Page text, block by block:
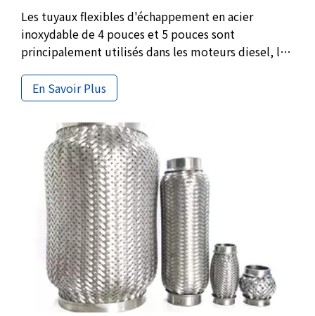
Les tuyaux flexibles d'échappement en acier
inoxydable de 4 pouces et 5 pouces sont
principalement utilisés dans les moteurs diesel, les
débit. Avec une doublure de verrouillage et un
matériau en acier inoxydable 304, ces tuyaux
flexibles conviennent à l'approvisionnement OEM,
aux projets de remplacement et aux achats en gros.
En Savoir Plus